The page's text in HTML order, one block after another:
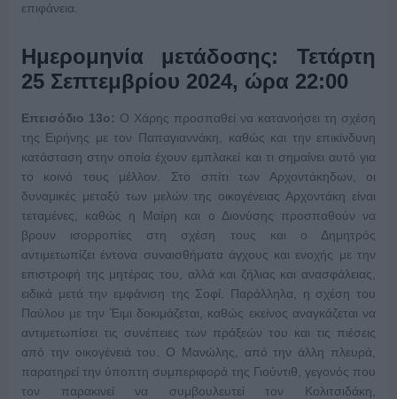
επιφάνεια.
Ημερομηνία μετάδοσης: Τετάρτη
25 Σεπτεμβρίου 2024, ώρα 22:00
Επεισόδιο 13ο: Ο Χάρης προσπαθεί να κατανοήσει τη σχέση
της Ειρήνης με τον Παπαγιαννάκη, καθώς και την επικίνδυνη
κατάσταση στην οποία έχουν εμπλακεί και τι σημαίνει αυτό για
το κοινό τους μέλλον. Στο σπίτι των Αρχοντάκηδων, οι
δυναμικές μεταξύ των μελών της οικογένειας Αρχοντάκη είναι
τεταμένες, καθώς η Μαίρη και ο Διονύσης προσπαθούν να
βρουν ισορροπίες στη σχέση τους και ο Δημητρός
αντιμετωπίζει έντονα συναισθήματα άγχους και ενοχής με την
επιστροφή της μητέρας του, αλλά και ζήλιας και ανασφάλειας,
ειδικά μετά την εμφάνιση της Σοφί. Παράλληλα, η σχέση του
Παύλου με την Έιμι δοκιμάζεται, καθώς εκείνος αναγκάζεται να
αντιμετωπίσει τις συνέπειες των πράξεών του και τις πιέσεις
από την οικογένειά του. Ο Μανώλης, από την άλλη πλευρά,
παρατηρεί την ύποπτη συμπεριφορά της Γιούντιθ, γεγονός που
τον παρακινεί να συμβουλευτεί τον Κολιτσιδάκη,